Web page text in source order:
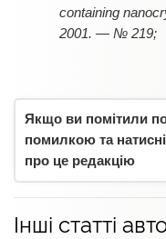
containing
2001. — № 219;
Якщо ви помітили
помилкою та
про це редакцію
Інші статті